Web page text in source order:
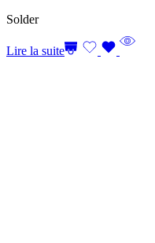
Solder
Lire la suite